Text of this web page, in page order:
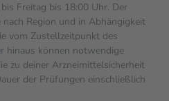
Freitag bis 18:00 Uhr. Der
Region und in Abhängigkeit
vom Zustellzeitpunkt des
hinaus können notwendige
zu deiner Arzneimittelsicherheit
der Prüfungen einschließlich